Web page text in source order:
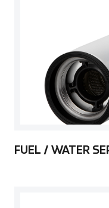
FUEL / WATER